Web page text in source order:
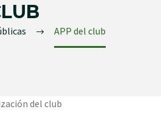
APP del club
del club